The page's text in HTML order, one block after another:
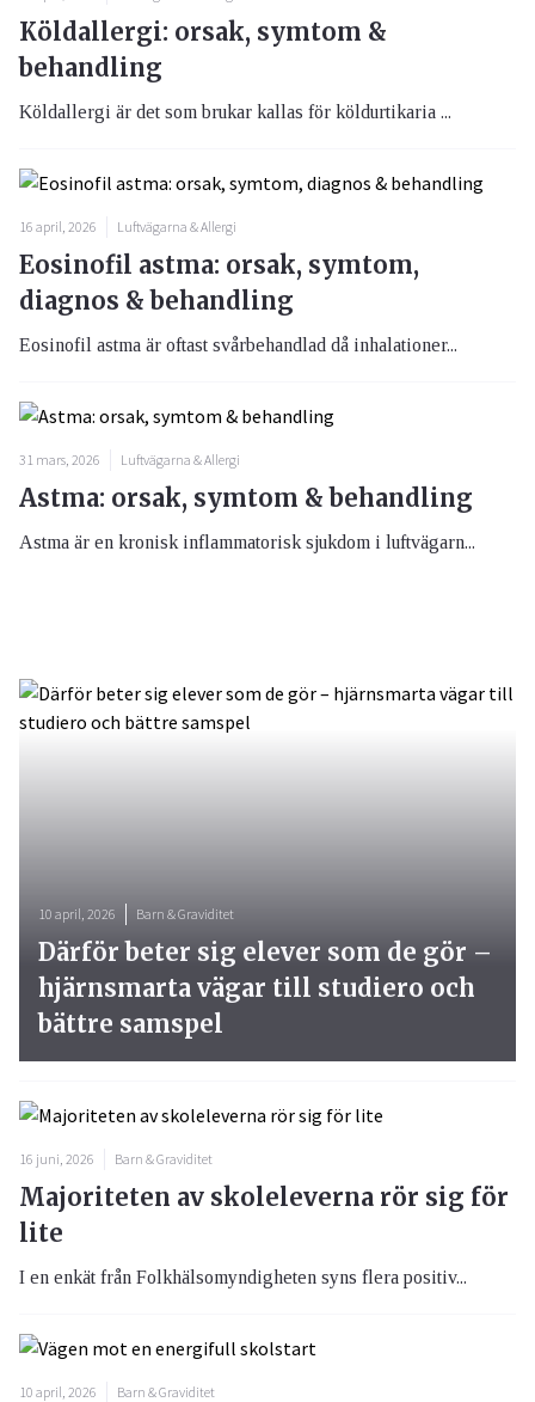
Köldallergi: orsak, symtom &
behandling
Köldallergi är det som brukar kallas för köldurtikaria ...
16 april, 2026 Luftvägarna & Allergi
Eosinofil astma: orsak, symtom,
diagnos & behandling
Eosinofil astma är oftast svårbehandlad då inhalationer...
31 mars, 2026 Luftvägarna & Allergi
Astma: orsak, symtom & behandling
Astma är en kronisk inflammatorisk sjukdom i luftvägarn...
16 juni, 2026 Barn & Graviditet
Majoriteten av skoleleverna rör sig för
lite
I en enkät från Folkhälsomyndigheten syns flera positiv...
10 april, 2026 Barn & Graviditet
10 april, 2026 Barn & Graviditet
Därför beter sig elever som de gör –
hjärnsmarta vägar till studiero och
bättre samspel